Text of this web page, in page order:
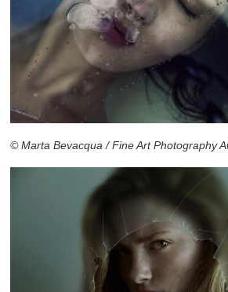
© Marta Bevacqua / Fine Art Photography